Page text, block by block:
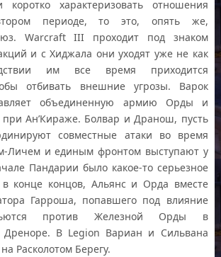
коротко характеризовать отношения
периоде, то это, опять же,
Warcraft III проходит под знаком
и с Хиджала они уходят уже не как
им все время приходится
отбивать внешние угрозы. Варок
объединенную армию Орды и
при Ан’Кираже. Болвар и Дранош, пусть
совместные атаки во время
Личем и единым фронтом выступают у
Пандарии было какое-то серьезное
в конце концов, Альянс и Орда вместе
Гарроша, попавшего под влияние
против Железной Орды в
Дреноре. В Legion Вариан и Сильвана
Расколотом Берегу.